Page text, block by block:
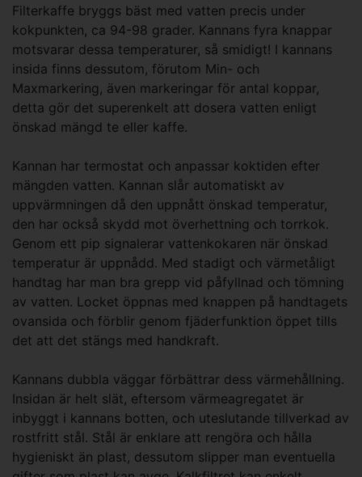
Filterkaffe bryggs bäst med vatten precis under
kokpunkten, ca 94-98 grader. Kannans fyra knappar
motsvarar dessa temperaturer, så smidigt! I kannans
insida finns dessutom, förutom Min- och
Maxmarkering, även markeringar för antal koppar,
detta gör det superenkelt att dosera vatten enligt
önskad mängd te eller kaffe.
Kannan har termostat och anpassar koktiden efter
mängden vatten. Kannan slår automatiskt av
uppvärmningen då den uppnått önskad temperatur,
den har också skydd mot överhettning och torrkok.
Genom ett pip signalerar vattenkokaren när önskad
temperatur är uppnådd. Med stadigt och värmetåligt
handtag har man bra grepp vid påfyllnad och tömning
av vatten. Locket öppnas med knappen på handtagets
ovansida och förblir genom fjäderfunktion öppet tills
det att det stängs med handkraft.
Kannans dubbla väggar förbättrar dess värmehållning.
Insidan är helt slät, eftersom värmeagregatet är
inbyggt i kannans botten, och uteslutande tillverkad av
rostfritt stål. Stål är enklare att rengöra och hålla
hygieniskt än plast, dessutom slipper man eventuella